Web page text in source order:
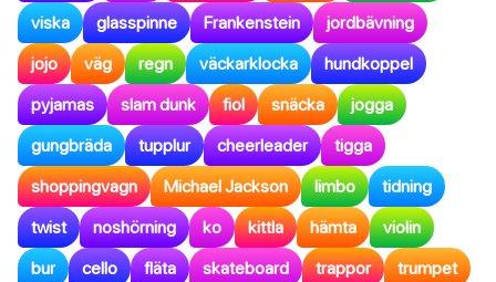
viska glasspinne Frankenstein jordbävning
jojo väg regn väckarklocka hundkoppel
pyjamas slam dunk fiol snäcka jogga
gungbräda tupplur cheerleader tigga
shoppingvagn Michael Jackson limbo tidning
twist noshörning ko kittla hämta violin
bur cello fläta skateboard trappor trumpet